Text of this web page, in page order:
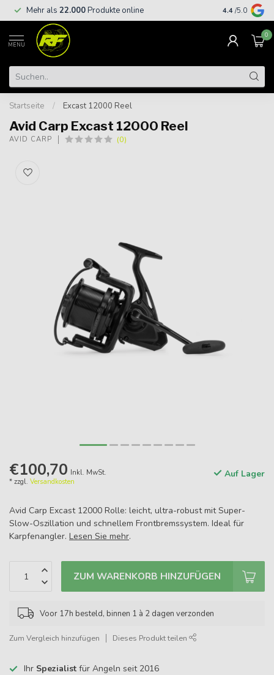
Mehr als 22.000Produkte online Kostenloser
€
4.4 /5.0
MENU
0
Startseite / Excast 12000 Reel
Avid Carp Excast 12000 Reel
AVID CARP (0)
€100,70 Inkl. MwSt.
* zzgl. Versandkosten
Auf Lager
Avid Carp Excast 12000 Rolle: leicht, ultra-robust mit Super-
Slow-Oszillation und schnellem Frontbremssystem. Ideal für
Karpfenangler. Lesen Sie mehr.
ZUM WARENKORB HINZUFÜGEN
Voor 17h besteld, binnen 1 à 2 dagen verzonden
Zum Vergleich hinzufügen Dieses Produkt teilen
Ihr Spezialist für Angeln seit 2016